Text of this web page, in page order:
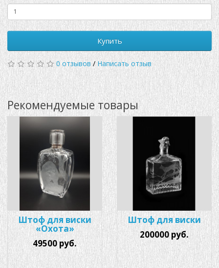
Купить
0 отзывов/ Написать отзыв
Рекомендуемые товары
Штоф для виски
«Охота»
49500 руб.
Штоф для виски
200000 руб.